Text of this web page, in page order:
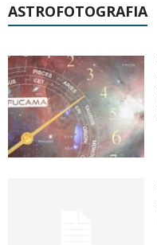
ASTROFOTOGRAFIA